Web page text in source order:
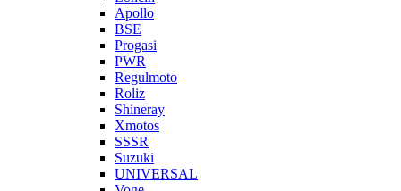
Apollo
BSE
Progasi
PWR
Regulmoto
Roliz
Shineray
Xmotos
SSSR
Suzuki
UNIVERSAL